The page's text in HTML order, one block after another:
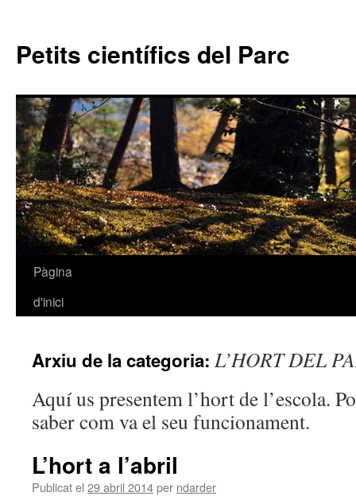
Petits científics del Parc
Vés
Pàgina
d'inici
Arxiu de la categoria: L’HORT DEL
Aquí us presentem l’hort de l’escola.
saber com va el seu funcionament.
L’hort a l’abril
Publicat el 29 abril 2014per ndarder